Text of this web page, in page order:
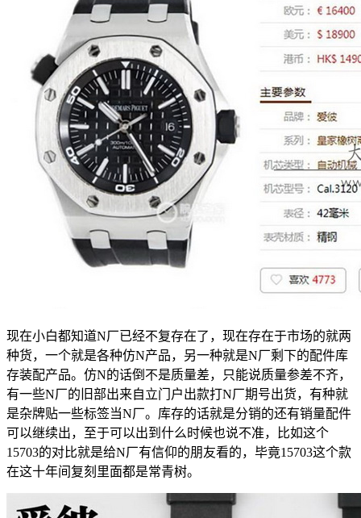
现在小白都知道N厂已经不复存在了，现在存在于市场的就两
种货，一个就是各种仿N产品，另一种就是N厂剩下的配件库
存装配产品。仿N的话倒不是质量差，只能说质量参差不齐，
有一些N厂的旧部出来自立门户出款打N厂期号出货，有种就
是杂牌贴一些标签当N厂。库存的话就是分销的还有销量配件
可以继续出，至于可以出到什么时候也说不准，比如这个
15703的对比就是给N厂有信仰的朋友看的，毕竟15703这个款
在这十年间复刻里面都是常青树。